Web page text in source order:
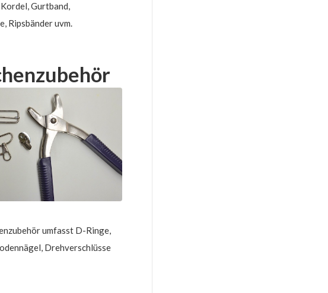
Gurtband,
Ripsbänder uvm.
umfasst D-Ringe,
Drehverschlüsse